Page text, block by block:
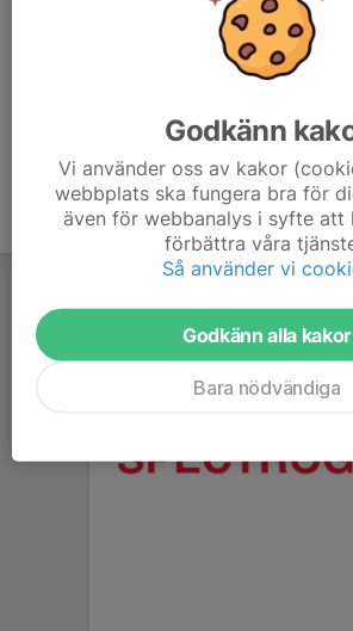
Godkänn
Vi använder oss av kakor
webbplats ska fungera bra för
även för webbanalys i syfte att
förbättra våra
Så använder vi
Godkänn alla kakor
Bara nödvändiga